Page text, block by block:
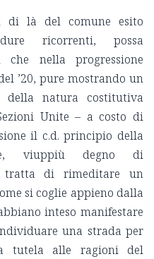
di là del comune esito
ricorrenti, possa
che nella progressione
’20, pure mostrando un
della natura costitutiva
Unite – a costo di
il c.d. principio della
viuppiù degno di
tratta di rimeditare un
si coglie appieno dalla
inteso manifestare
una strada per
tutela alle ragioni del